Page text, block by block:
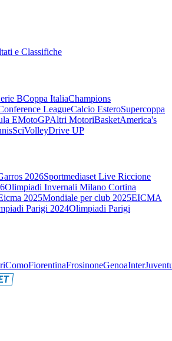
e Classifiche
BCoppa ItaliaChampions
LeagueCalcio EsteroSupercoppa
EMotoGPAltri MotoriBasketAmerica's
SciVolleyDrive UP
2026Sportmediaset Live Riccione
Olimpiadi Invernali Milano Cortina
2025Mondiale per club 2025EICMA
Parigi 2024Olimpiadi Parigi
ComoFiorentinaFrosinoneGenoaInter